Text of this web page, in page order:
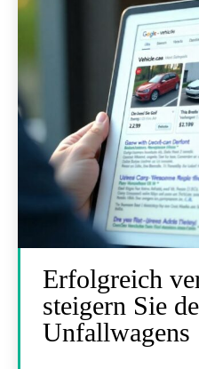
Erfolgreich
steigern Sie
Unfallwagens